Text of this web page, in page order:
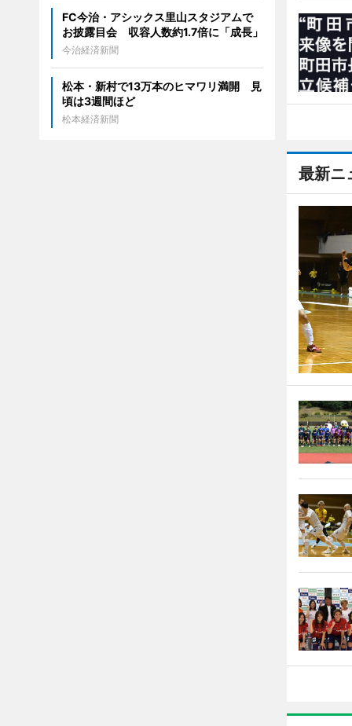
最新ニ
FC今治・アシックス里山スタジアムで
お披露目会 収容人数約1.7倍に「成長」
今治経済新聞
松本・新村で13万本のヒマワリ満開 見
頃は3週間ほど
松本経済新聞